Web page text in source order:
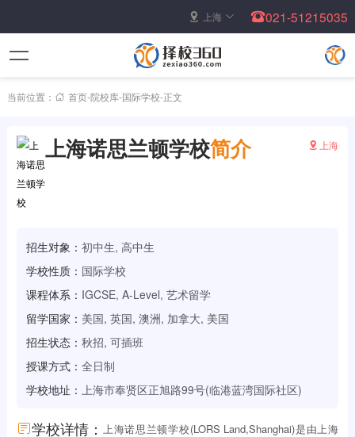
上海 021-51215035
当前位置： 首页-院校库-国际学校-正文
上海诺思兰顿学校简介 上海
招生对象： 初中生, 高中生
学校性质： 国际学校
课程体系： IGCSE, A-Level, 艺术留学
留学国家： 美国, 英国, 澳洲, 加拿大, 美国
招生状态： 秋招, 可插班
授课方式： 全日制
学校地址： 上海市奉贤区正旭路99号(临港蓝湾国际社区)
学校详情： 上海诺思兰顿学校(LORS Land,Shanghai)是由上海